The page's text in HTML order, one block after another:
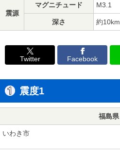
震源
マグニチュード M3.1
深さ 約10km
Twitter Facebook
震度1
福島県
いわき市